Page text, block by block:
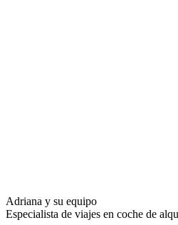
Adriana y su equipo
Especialista de viajes en coche de